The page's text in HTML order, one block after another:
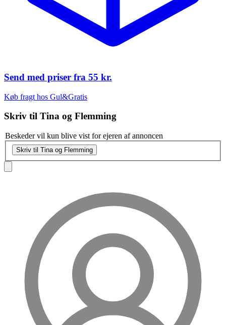
Send med priser fra 55 kr.
Køb fragt hos Gul&Gratis
Skriv til Tina og Flemming
Beskeder vil kun blive vist for ejeren af annoncen
Skriv til Tina og Flemming